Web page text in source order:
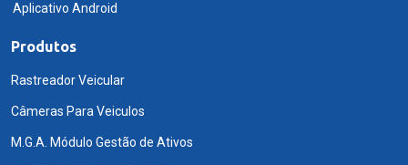
Aplicativo Android
Produtos
Rastreador Veicular
Câmeras Para Veiculos
M.G.A. Módulo Gestão de Ativos